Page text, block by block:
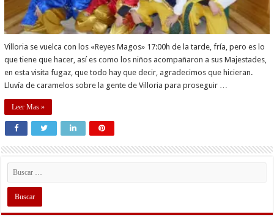
Villoria se vuelca con los «Reyes Magos» 17:00h de la tarde, fría, pero es lo
que tiene que hacer, así es como los niños acompañaron a sus Majestades,
en esta visita fugaz, que todo hay que decir, agradecimos que hicieran.
Lluvía de caramelos sobre la gente de Villoria para proseguir …
Leer Mas »